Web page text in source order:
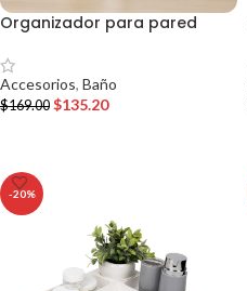
Organizador para pared
Accesorios, Baño
$169.00 $135.20
-20%